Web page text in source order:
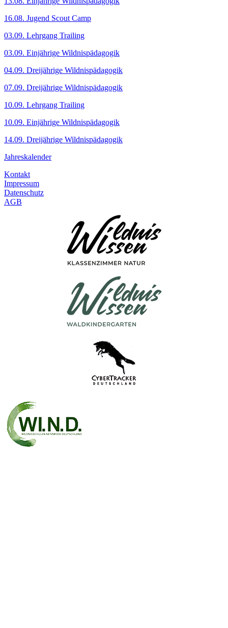
16.08. Jugend Scout Camp
03.09. Lehrgang Trailing
03.09. Einjährige Wildnispädagogik
04.09. Dreijährige Wildnispädagogik
07.09. Dreijährige Wildnispädagogik
10.09. Lehrgang Trailing
10.09. Einjährige Wildnispädagogik
14.09. Dreijährige Wildnispädagogik
Jahreskalender
Kontakt
Impressum
Datenschutz
AGB